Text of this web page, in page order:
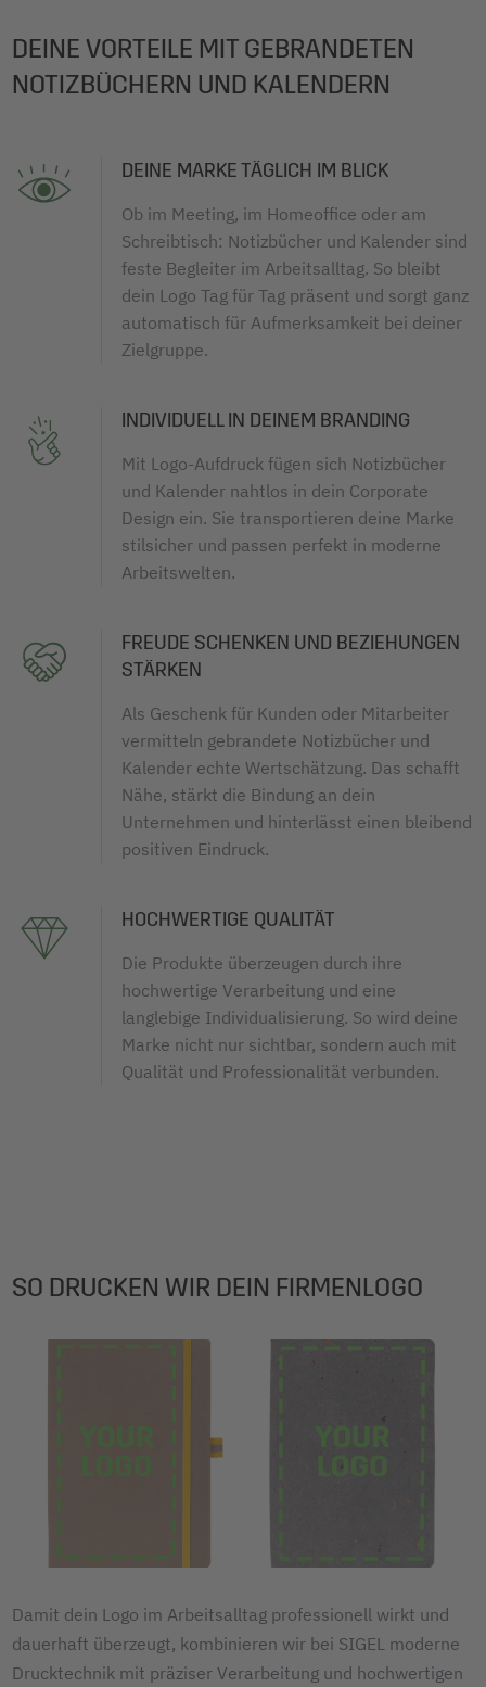
DEINE VORTEILE MIT GEBRANDETEN
NOTIZBÜCHERN UND KALENDERN
DEINE MARKE TÄGLICH IM BLICK
Ob im Meeting, im Homeoffice oder am
Schreibtisch: Notizbücher und Kalender sind
feste Begleiter im Arbeitsalltag. So bleibt
dein Logo Tag für Tag präsent und sorgt ganz
automatisch für Aufmerksamkeit bei deiner
Zielgruppe.
INDIVIDUELL IN DEINEM BRANDING
Mit Logo-Aufdruck fügen sich Notizbücher
und Kalender nahtlos in dein Corporate
Design ein. Sie transportieren deine Marke
stilsicher und passen perfekt in moderne
Arbeitswelten.
FREUDE SCHENKEN UND BEZIEHUNGEN
STÄRKEN
Als Geschenk für Kunden oder Mitarbeiter
vermitteln gebrandete Notizbücher und
Kalender echte Wertschätzung. Das schafft
Nähe, stärkt die Bindung an dein
Unternehmen und hinterlässt einen bleibend
positiven Eindruck.
HOCHWERTIGE QUALITÄT
Die Produkte überzeugen durch ihre
hochwertige Verarbeitung und eine
langlebige Individualisierung. So wird deine
Marke nicht nur sichtbar, sondern auch mit
Qualität und Professionalität verbunden.
SO DRUCKEN WIR DEIN FIRMENLOGO
Damit dein Logo im Arbeitsalltag professionell wirkt und
dauerhaft überzeugt, kombinieren wir bei SIGEL moderne
Drucktechnik mit präziser Verarbeitung und hochwertigen